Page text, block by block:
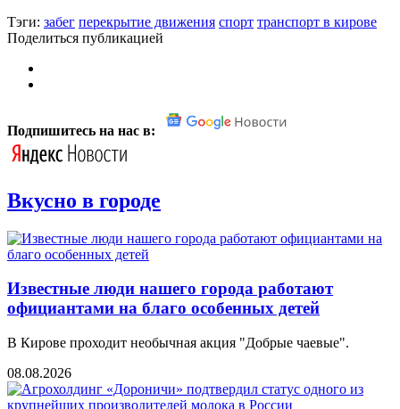
Тэги: забег перекрытие движения спорт транспорт в кирове
Поделиться публикацией
Подпишитесь на нас в:
Вкусно в городе
Известные люди нашего города работают
официантами на благо особенных детей
В Кирове проходит необычная акция "Добрые чаевые".
08.08.2026